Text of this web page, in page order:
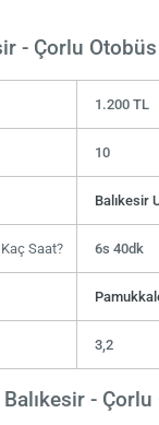
- Çorlu
1.200 TL
10
Balıkesir
Kaç Saat? 6s 40dk
3,2
Balıkesir -